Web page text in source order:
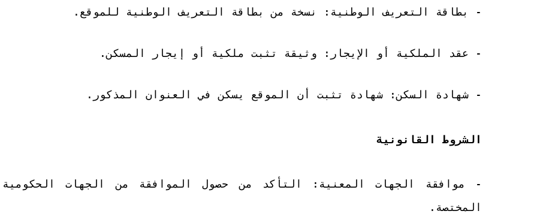
- بطاقة التعريف الوطنية: نسخة من بطاقة التعريف الوطنية للموقع.
- عقد الملكية أو الإيجار: وثيقة تثبت ملكية أو إيجار المسكن.
- شهادة السكن: شهادة تثبت أن الموقع يسكن في العنوان المذكور.
الشروط القانونية
- موافقة الجهات المعنية: التأكد من حصول الموافقة من الجهات الحكومية
المختصة.